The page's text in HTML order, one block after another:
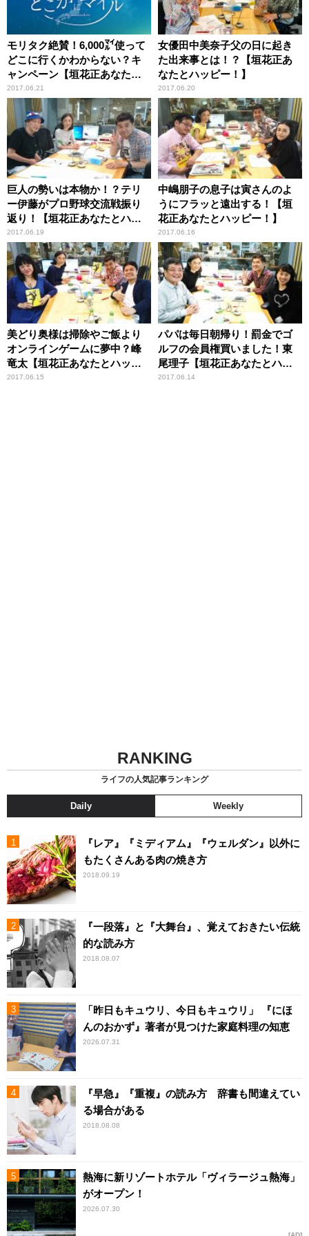
モリタク絶賛！6,000㍄使って
どこに行くかわからない？キ
ャンペーン【垣花正あなたと
ハッピー！】
2017.06.21
女優田中美奈子父の日に起き
た出来事とは！？【垣花正あ
なたとハッピー！】
2017.06.20
巨人の勢いは本物か！？テリ
ー伊藤がプロ野球交流戦振り
返り！【垣花正あなたとハッ
ピー！】
2017.06.19
中嶋朋子の息子は寅さんのよ
うにフラッと遠出する！【垣
花正あなたとハッピー！】
2017.06.16
美どり奥様は掃除やご飯より
オンラインゲームに夢中？峰
竜太【垣花正あなたとハッピ
ー！】
2017.06.15
パパは毎日朝帰り！罰金でゴ
ルフの会員権買いました！東
尾理子【垣花正あなたとハッ
ピー！】
2017.06.14
RANKING
ライフの人気記事ランキング
Daily Weekly
『レア』『ミディアム』『ウェルダン』以外に
もたくさんある肉の焼き方
2018.09.19
『一段落』と『大舞台』、覚えておきたい伝統
的な読み方
2018.08.07
「昨日もキュウリ、今日もキュウリ」 『にほ
んのおかず』著者が見つけた家庭料理の知恵
2026.07.31
『早急』『重複』の読み方 辞書も間違えてい
る場合がある
2018.08.08
熱海に新リゾートホテル「ヴィラージュ熱海」
がオープン！
2026.07.30